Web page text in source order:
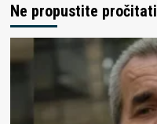
Ne propustite pročitati